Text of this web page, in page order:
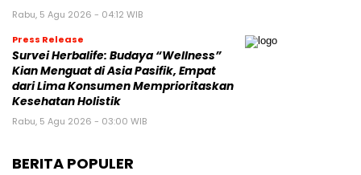
Rabu, 5 Agu 2026 - 04:12 WIB
Press Release
Survei Herbalife: Budaya “Wellness”
Kian Menguat di Asia Pasifik, Empat
dari Lima Konsumen Memprioritaskan
Kesehatan Holistik
Rabu, 5 Agu 2026 - 03:00 WIB
BERITA POPULER